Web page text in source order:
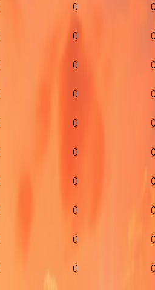
0 0
0 0
0 0
0 0
0 0
0 0
0 0
0 0
0 0
0 0